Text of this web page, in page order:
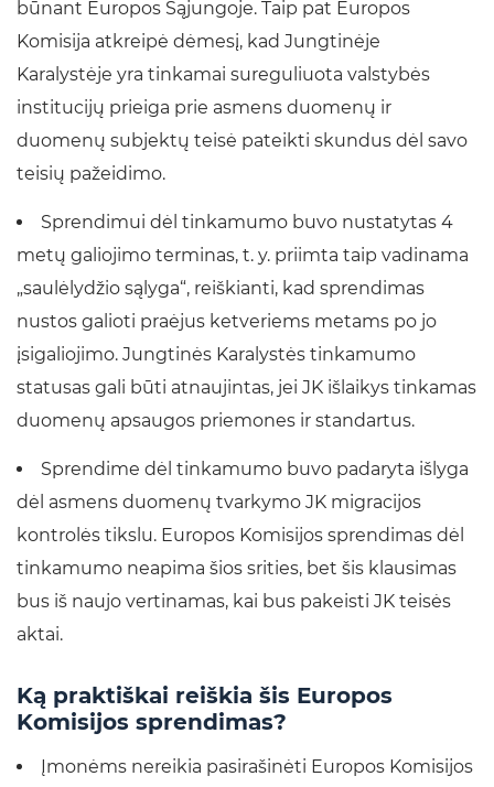
būnant Europos Sąjungoje. Taip pat Europos
Komisija atkreipė dėmesį, kad Jungtinėje
Karalystėje yra tinkamai sureguliuota valstybės
institucijų prieiga prie asmens duomenų ir
duomenų subjektų teisė pateikti skundus dėl savo
teisių pažeidimo.
Sprendimui dėl tinkamumo buvo nustatytas 4
metų galiojimo terminas, t. y. priimta taip vadinama
„saulėlydžio sąlyga“, reiškianti, kad sprendimas
nustos galioti praėjus ketveriems metams po jo
įsigaliojimo. Jungtinės Karalystės tinkamumo
statusas gali būti atnaujintas, jei JK išlaikys tinkamas
duomenų apsaugos priemones ir standartus.
Sprendime dėl tinkamumo buvo padaryta išlyga
dėl asmens duomenų tvarkymo JK migracijos
kontrolės tikslu. Europos Komisijos sprendimas dėl
tinkamumo neapima šios srities, bet šis klausimas
bus iš naujo vertinamas, kai bus pakeisti JK teisės
aktai.
Ką praktiškai reiškia šis Europos
Komisijos sprendimas?
Įmonėms nereikia pasirašinėti Europos Komisijos